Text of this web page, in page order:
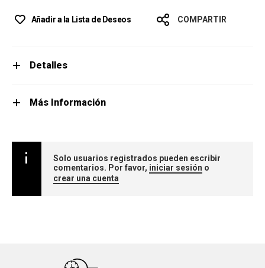
Añadir a la Lista de Deseos COMPARTIR
Detalles
Más Información
Solo usuarios registrados pueden escribir
comentarios. Por favor, iniciar sesión o
crear una cuenta